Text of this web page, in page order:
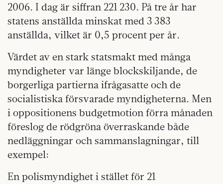
2006. I dag är siffran 221 230. På tre år har
statens anställda minskat med 3 383
anställda, vilket är 0,5 procent per år.
Värdet av en stark statsmakt med många
myndigheter var länge blockskiljande, de
borgerliga partierna ifrågasatte och de
socialistiska försvarade myndigheterna. Men
i oppositionens budgetmotion förra månaden
föreslog de rödgröna överraskande både
nedläggningar och sammanslagningar, till
exempel:
En polismyndighet i stället för 21